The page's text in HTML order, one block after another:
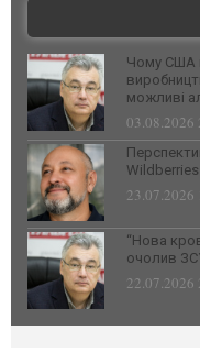
Чому США
можливі
03.08.2026
Wildberries
23.07.2026
“Нова
очолив
22.07.2026